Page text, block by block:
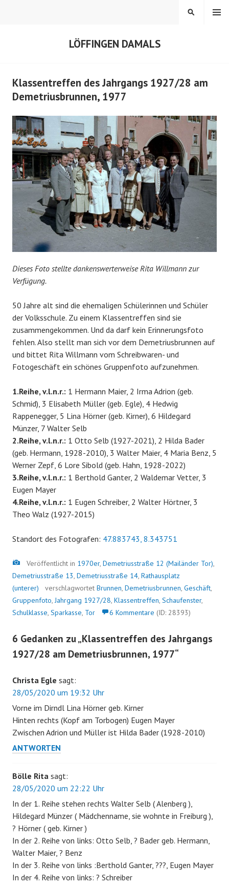
LÖFFINGEN DAMALS
MENÜ
SUCHEN
Klassentreffen des Jahrgangs 1927/28 am
Demetriusbrunnen, 1977
Dieses Foto stellte dankenswerterweise Rita Willmann zur
Verfügung.
50 Jahre alt sind die ehemaligen Schülerinnen und Schüler
der Volksschule. Zu einem Klassentreffen sind sie
zusammengekommen. Und da darf kein Erinnerungsfoto
fehlen. Also stellt man sich vor dem Demetriusbrunnen auf
und bittet Rita Willmann vom Schreibwaren- und
Fotogeschäft ein schönes Gruppenfoto aufzunehmen.
1.Reihe, v.l.n.r.: 1 Hermann Maier, 2 Irma Adrion (geb.
Schmid), 3 Elisabeth Müller (geb. Egle), 4 Hedwig
Rappenegger, 5 Lina Hörner (geb. Kirner), 6 Hildegard
Münzer, 7 Walter Selb
2.Reihe, v.l.n.r.: 1 Otto Selb (1927-2021), 2 Hilda Bader
(geb. Hermann, 1928-2010), 3 Walter Maier, 4 Maria Benz, 5
Werner Zepf, 6 Lore Sibold (geb. Hahn, 1928-2022)
3.Reihe, v.l.n.r.: 1 Berthold Ganter, 2 Waldemar Vetter, 3
Eugen Mayer
4.Reihe, v.l.n.r.: 1 Eugen Schreiber, 2 Walter Hörtner, 3
Theo Walz (1927-2015)
Standort des Fotografen: 47.883743, 8.343751
Bild
Veröffentlicht in 1970er, Demetriusstraße 12 (Mailänder Tor),
Demetriusstraße 13, Demetriusstraße 14, Rathausplatz
(unterer)
verschlagwortet Brunnen, Demetriusbrunnen, Geschäft,
Gruppenfoto,Jahrgang 1927/28, Klassentreffen, Schaufenster,
Schulklasse, Sparkasse, Tor 6 Kommentare (ID: 28393)
6 Gedanken zu „Klassentreffen des Jahrgangs
1927/28 am Demetriusbrunnen, 1977“
Christa Egle sagt:
28/05/2020 um 19:32 Uhr
Vorne im Dirndl Lina Hörner geb. Kirner
Hinten rechts (Kopf am Torbogen) Eugen Mayer
Zwischen Adrion und Müller ist Hilda Bader (1928-2010)
ANTWORTEN
Bölle Rita sagt:
28/05/2020 um 22:22 Uhr
In der 1. Reihe stehen rechts Walter Selb ( Alenberg ),
Hildegard Münzer ( Mädchenname, sie wohnte in Freiburg ),
? Hörner ( geb. Kirner )
In der 2. Reihe von links: Otto Selb, ? Bader geb. Hermann,
Walter Maier, ? Benz
In der 3. Reihe von links :Berthold Ganter, ???, Eugen Mayer
In der 4. Reihe von links: ? Schreiber